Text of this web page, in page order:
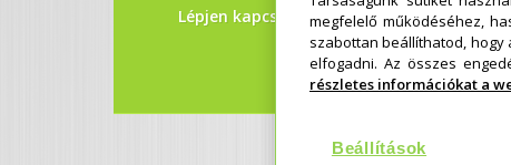
Lépjen kapcsolatba velünk!megfelelő működéséhez,
szabottan beállíthatod,
elfogadni. Az összes
részletes információkat a
Beállítások